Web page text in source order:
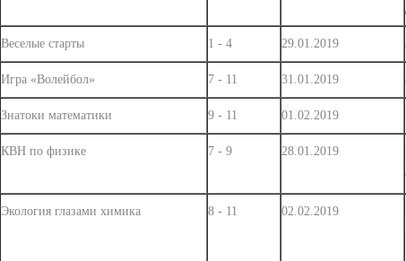
Веселые старты 1 - 4 29.01.2019
Игра «Волейбол» 7 - 11 31.01.2019
Знатоки математики 9 - 11 01.02.2019
КВН по физике 7 - 9 28.01.2019
Экология глазами химика 8 - 11 02.02.2019